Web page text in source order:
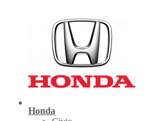
Honda